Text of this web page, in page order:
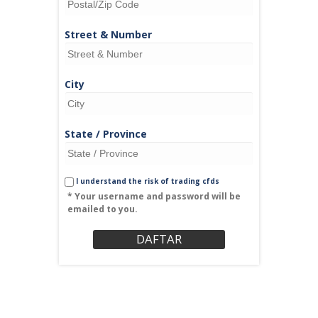
Street & Number
City
State / Province
I understand the risk of trading cfds
* Your username and password will be
emailed to you.